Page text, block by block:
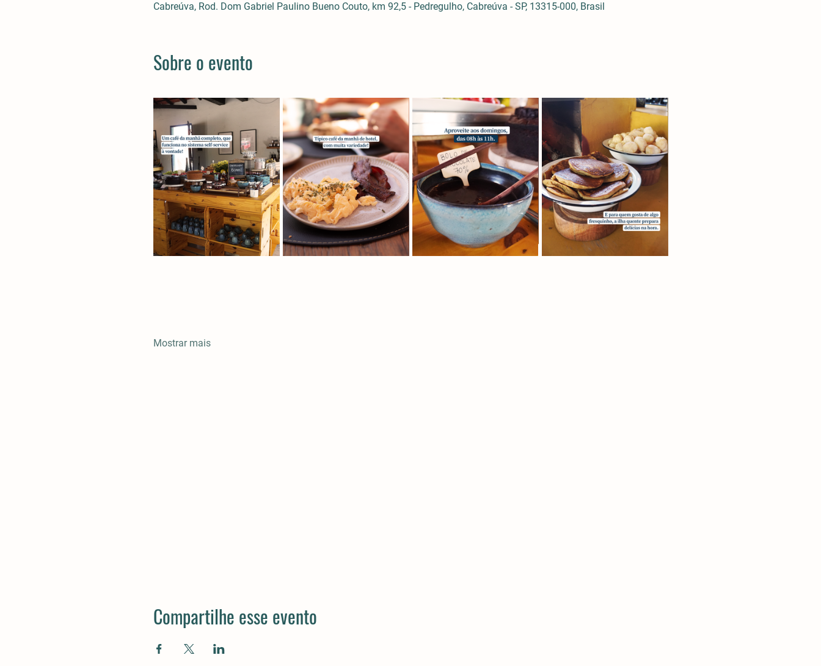
Cabreúva, Rod. Dom Gabriel Paulino Bueno Couto, km 92,5 - Pedregulho, Cabreúva - SP, 13315-000, Brasil
Sobre o evento
Mostrar mais
Compartilhe esse evento